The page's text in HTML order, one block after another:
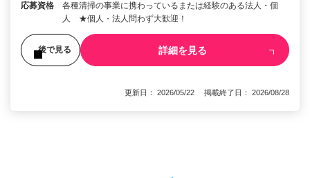
応募資格
各種清掃の事業に携わっているまたは経験のある法人・個
人 ★個人・法人問わず大歓迎！
後で見る 詳細を見る
更新日： 2026/05/22 掲載終了日： 2026/08/28